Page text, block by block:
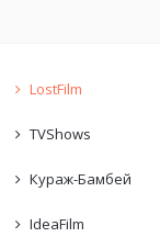
LostFilm
TVShows
Кураж-Бамбей
IdeaFilm